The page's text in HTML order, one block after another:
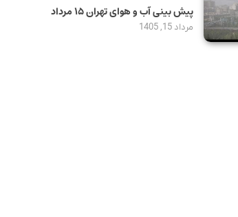
پیش بینی آب و هوای تهران ۱۵ مرداد
مرداد 15, 1405